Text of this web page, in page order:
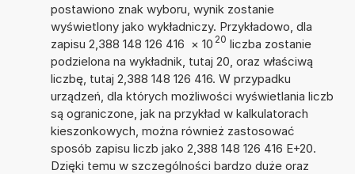
postawiono znak wyboru, wynik zostanie
wyświetlony jako wykładniczy. Przykładowo, dla
zapisu 2,388 148 126 416 × 10 20 liczba zostanie
podzielona na wykładnik, tutaj 20, oraz właściwą
liczbę, tutaj 2,388 148 126 416. W przypadku
urządzeń, dla których możliwości wyświetlania liczb
są ograniczone, jak na przykład w kalkulatorach
kieszonkowych, można również zastosować
sposób zapisu liczb jako 2,388 148 126 416 E+20.
Dzięki temu w szczególności bardzo duże oraz